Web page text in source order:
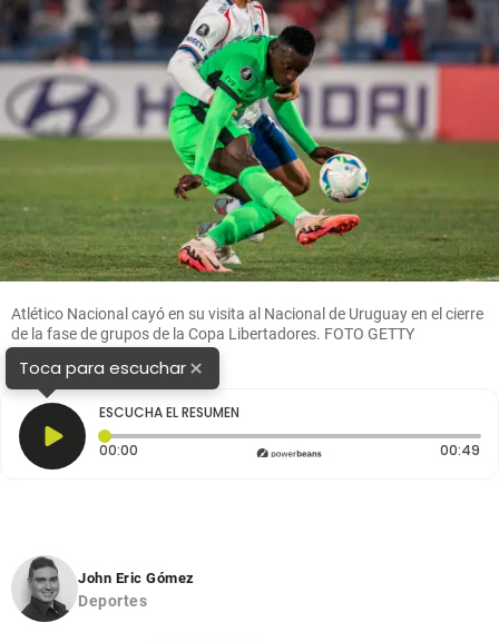
Atlético Nacional cayó en su visita al Nacional de Uruguay en el cierre
de la fase de grupos de la Copa Libertadores. FOTO GETTY
Toca para escuchar×
ESCUCHA EL RESUMEN
00:00 Tiempo transcurrido: 0 segundos 00:49
John Eric Gómez
Deportes